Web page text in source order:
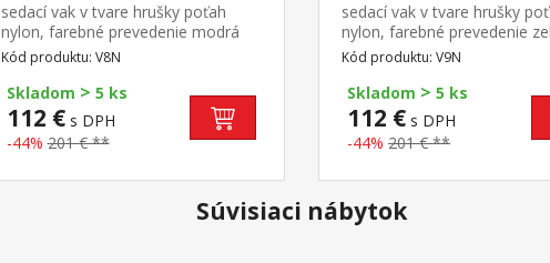
sedací vak v tvare hrušky poťah
nylon, farebné prevedenie modrá
plnený guličkami z polystyrolu,
obsah náplne 400 l zipsový uzáver,
náplň možné dopĺňať alebo
odoberať cena vrátane náplne
Kód produktu: V8N
Skladom > 5 ks
112 €s DPH
-44% 201 € **
sedací vak v tvare hrušky
nylon, farebné prevedenie
plnený guličkami z polystyrolu,
obsah náplne 400 l zipsový
náplň možné dopĺňať alebo
odoberať cena vrátane
Kód produktu: V9N
Skladom > 5 ks
112 € s DPH
-44% 201 € **
Súvisiaci nábytok